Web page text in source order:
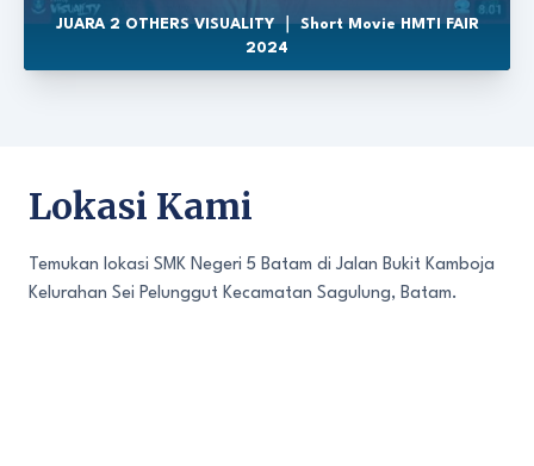
JUARA 2 OTHERS VISUALITY ｜ Short Movie HMTI FAIR
2024
Lokasi Kami
Temukan lokasi SMK Negeri 5 Batam di Jalan Bukit Kamboja
Kelurahan Sei Pelunggut Kecamatan Sagulung, Batam.